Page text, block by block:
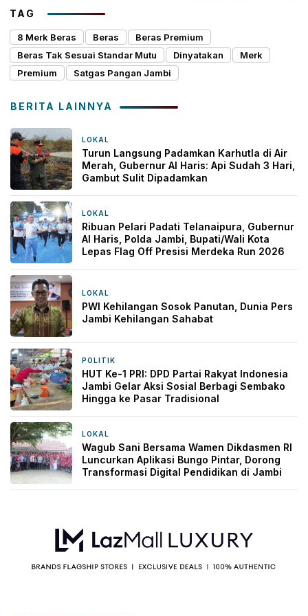
TAG
8 Merk Beras Beras
Beras Premium
Beras Tak Sesuai Standar Mutu
Dinyatakan
Merk
Premium
Satgas Pangan Jambi
BERITA LAINNYA
LOKAL
Turun Langsung Padamkan Karhutla di Air
Merah, Gubernur Al Haris: Api Sudah 3 Hari,
Gambut Sulit Dipadamkan
LOKAL
Ribuan Pelari Padati Telanaipura, Gubernur
Al Haris, Polda Jambi, Bupati/Wali Kota
Lepas Flag Off Presisi Merdeka Run 2026
LOKAL
PWI Kehilangan Sosok Panutan, Dunia Pers
Jambi Kehilangan Sahabat
POLITIK
HUT Ke-1 PRI: DPD Partai Rakyat Indonesia
Jambi Gelar Aksi Sosial Berbagi Sembako
Hingga ke Pasar Tradisional
LOKAL
Wagub Sani Bersama Wamen Dikdasmen RI
Luncurkan Aplikasi Bungo Pintar, Dorong
Transformasi Digital Pendidikan di Jambi